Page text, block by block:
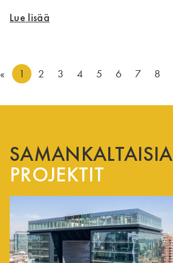
Lue lisää
« 1 2 3 4 5 6 7 8
SAMANKALTAISIA
PROJEKTIT